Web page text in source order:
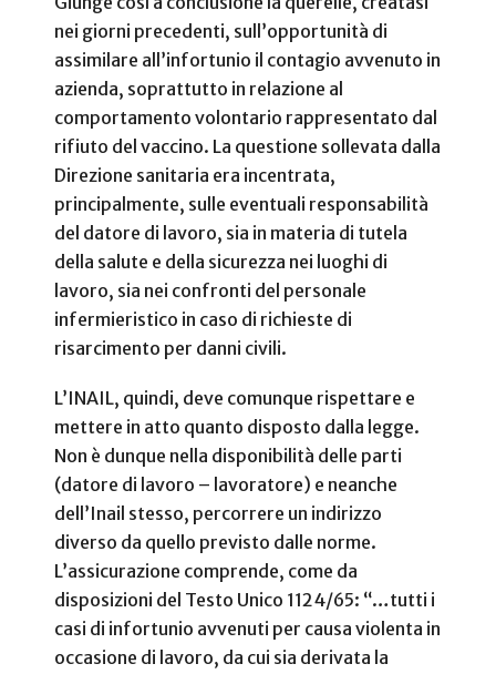
nei giorni precedenti, sull’opportunità di
assimilare all’infortunio il contagio avvenuto in
azienda, soprattutto in relazione al
comportamento volontario rappresentato dal
rifiuto del vaccino. La questione sollevata dalla
Direzione sanitaria era incentrata,
principalmente, sulle eventuali responsabilità
del datore di lavoro, sia in materia di tutela
della salute e della sicurezza nei luoghi di
lavoro, sia nei confronti del personale
infermieristico in caso di richieste di
risarcimento per danni civili.
L’INAIL, quindi, deve comunque rispettare e
mettere in atto quanto disposto dalla legge.
Non è dunque nella disponibilità delle parti
(datore di lavoro – lavoratore) e neanche
dell’Inail stesso, percorrere un indirizzo
diverso da quello previsto dalle norme.
L’assicurazione comprende, come da
disposizioni del Testo Unico 1124/65: “…tutti i
casi di infortunio avvenuti per causa violenta in
occasione di lavoro, da cui sia derivata la